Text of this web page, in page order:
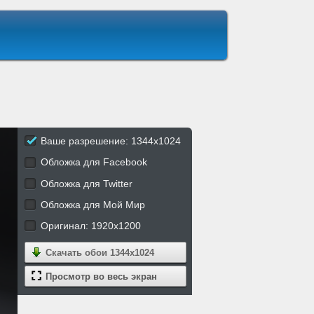
Ваше разрешение: 1344x1024
Обложка для Facebook
Обложка для Twitter
Обложка для Мой Мир
Оригинал: 1920x1200
Скачать обои 1344x1024
Просмотр во весь экран